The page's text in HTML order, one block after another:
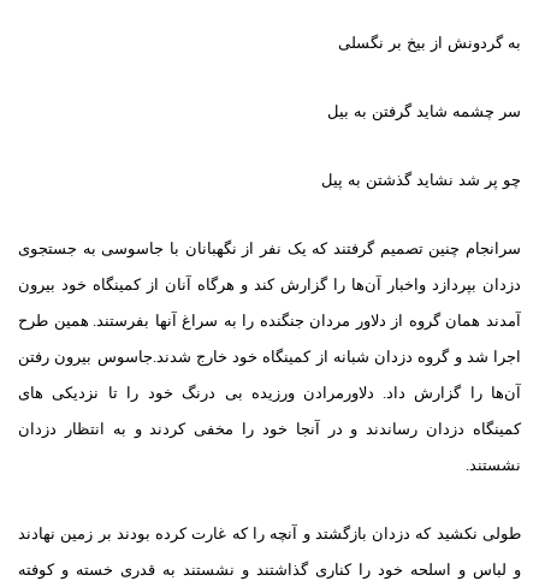
به گردونش از بیخ بر نگسلی
سر چشمه شاید گرفتن به بیل
چو پر شد نشاید گذشتن به پیل
سرانجام چنین تصمیم گرفتند که یک نفر از نگهبانان با جاسوسی به جستجوی
دزدان بپردازد واخبار آن‌ها را گزارش کند و هرگاه آنان از کمینگاه خود بیرون
آمدند همان گروه از دلاور مردان جنگنده را به سراغ آنها بفرستند. همین طرح
اجرا شد و گروه دزدان شبانه از کمینگاه خود خارج شدند.جاسوس بیرون رفتن
آن‌ها را گزارش داد. دلاورمرادن ورزیده بی درنگ خود را تا نزدیکی های
کمینگاه دزدان رساندند و در آنجا خود را مخفی کردند و به انتظار دزدان
نشستند.
طولی نکشید که دزدان بازگشتد و آنچه را که غارت کرده‌ بودند بر زمین نهادند
و لباس و اسلحه خود را کناری گذاشتند و نشستند به قدری خسته و کوفته